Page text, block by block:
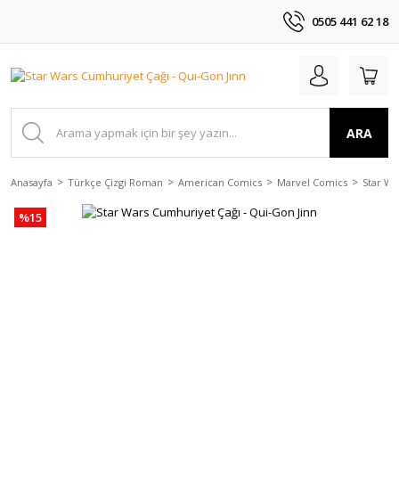
0505 441 62 18
ARA
Anasayfa Türkçe Çizgi Roman American Comics Marvel Comics Star
%15